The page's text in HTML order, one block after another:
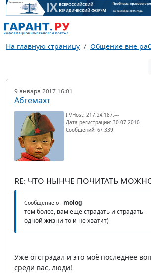
На главную страницу Общение вне
9 января 2017 16:01
Абгемахт
IP/Host: 217.24.187.---
Дата регистрации: 30.07.2010
Сообщений: 67 339
RE: ЧТО НЫНЧЕ ПОЧИТАТЬ
Сообщение от molog
тем более, вам еще страдать и страдать
одной жизни то и не хватит)
Уже отстрадал и это моё последнее
среди вас, люди!